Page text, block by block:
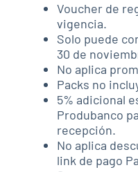
Voucher de
vigencia.
Solo puede
30 de
No aplica
Packs no
5% adicional
Produbanco
recepción.
No aplica
link de pago